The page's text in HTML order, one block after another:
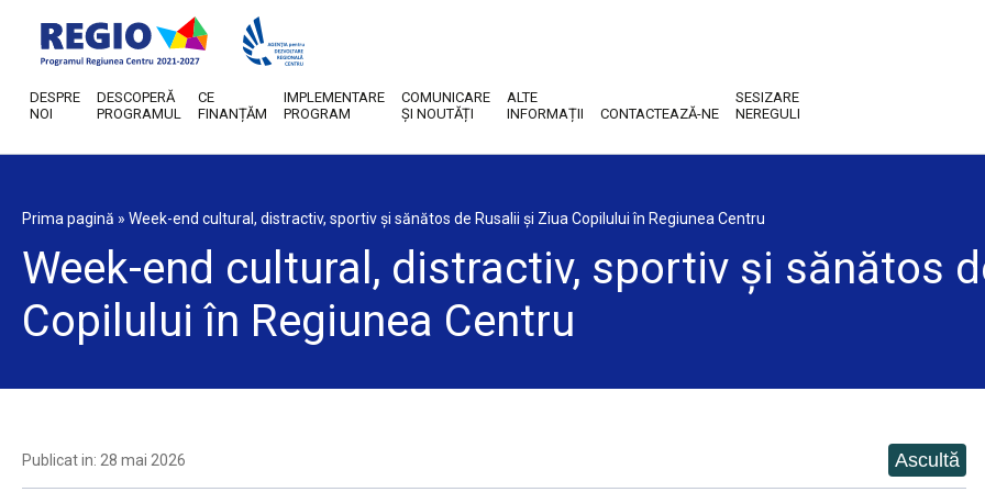
DESPRE
NOI
DESCOPERĂ
PROGRAMUL
CE
FINANȚĂM
IMPLEMENTARE
PROGRAM
COMUNICARE
ȘI NOUTĂȚI
ALTE
INFORMAȚII
CONTACTEAZĂ-NE
SESIZARE
NEREGULI
Prima pagină » Week-end cultural, distractiv, sportiv și sănătos de Rusalii și Ziua Copilului în Regiunea Centru
Week-end cultural, distractiv, sportiv și sănătos
Copilului în Regiunea Centru
Publicat in: 28 mai 2026